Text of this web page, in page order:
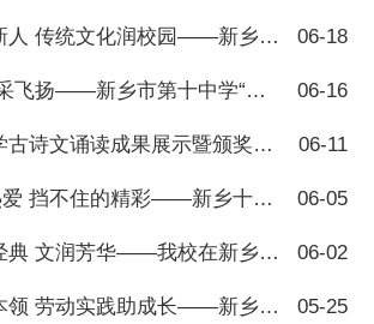
胖专题健康讲座，本次活动面
康副校长、河南医药大学一附
讲。 讲座开篇，王医师向
解BMI自测标准，让大家学会
简单判断自身体重状况。他指
而是慢性代谢疾病，会从体
健康多方面危害青少年成长，
园——新乡市第十中学“我们的节日·端午节”主题活动 06-18
市第十中学“校长杯”八年级足球联赛圆满落幕 06-16
果展示暨颁奖活动在新乡市第十中学圆满落幕 06-11
的精彩——新乡十中七年级篮球联赛圆满结束 06-05
我校在新乡市中小学生古诗文朗诵活动中斩获佳绩 06-02
成长——新乡市第十中学“劳动进农庄”活动顺利开展 05-25